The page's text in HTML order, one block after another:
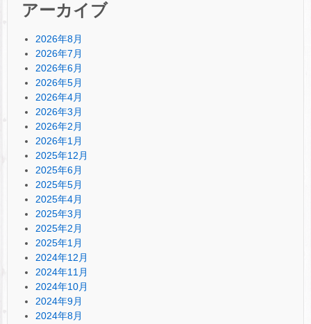
アーカイブ
2026年8月
2026年7月
2026年6月
2026年5月
2026年4月
2026年3月
2026年2月
2026年1月
2025年12月
2025年6月
2025年5月
2025年4月
2025年3月
2025年2月
2025年1月
2024年12月
2024年11月
2024年10月
2024年9月
2024年8月